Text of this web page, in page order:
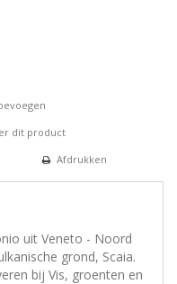
dit product
Afdrukken
uit Veneto - Noord
grond, Scaia.
bij Vis, groenten en